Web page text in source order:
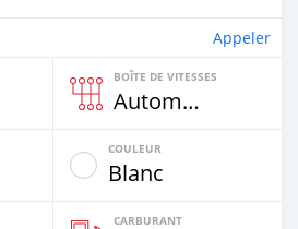
Appeler
BOÎTE DE VITESSES
Automatique
COULEUR
Blanc
CARBURANT